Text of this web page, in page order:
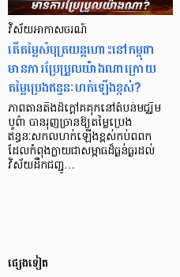
វិស័យអាកាសចរណ៍
តើតម្លៃសំបុត្រយន្តហោះនៅកម្ពុជា
មានការប្រែប្រួលយ៉ាងណាក្រោយ
តម្លៃប្រេងឥន្ធនៈហក់ឡើងខ្ពស់?
ភាពតានតឹងដ៏ក្តៅគគុកនៅតំបន់មជ្ឈិម
បូព៌ា បានរុញច្រានឱ្យតម្លៃប្រេង
ឥន្ធនៈសកលហក់ឡើងខ្ពស់កប់ពពក
ដែលកំពុងក្លាយជាសម្ពាធដ៏ធ្ងន់ធ្ងរដល់
វិស័យដឹកជញ្ជូ…
ផ្សេងទៀត